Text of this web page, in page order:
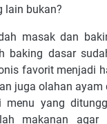
lain bukan?
masak dan
baking dasar
favorit menjadi
juga olahan ayam
menu yang
makanan